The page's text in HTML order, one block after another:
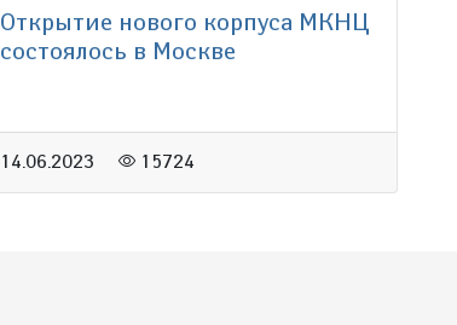
Открытие нового корпуса МКНЦ
состоялось в Москве
14.06.2023 15724